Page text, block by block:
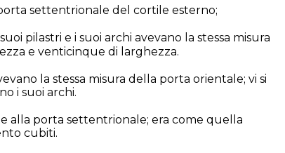
settentrionale del cortile esterno;
pilastri e i suoi archi avevano la stessa misura
e venticinque di larghezza.
la stessa misura della porta orientale; vi si
i suoi archi.
alla porta settentrionale; era come quella
cubiti.